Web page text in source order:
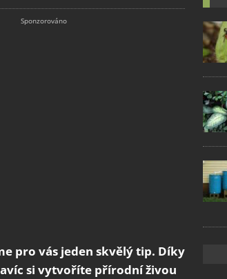
pro vás jeden skvělý tip. Díky
si vytvoříte přírodní živou